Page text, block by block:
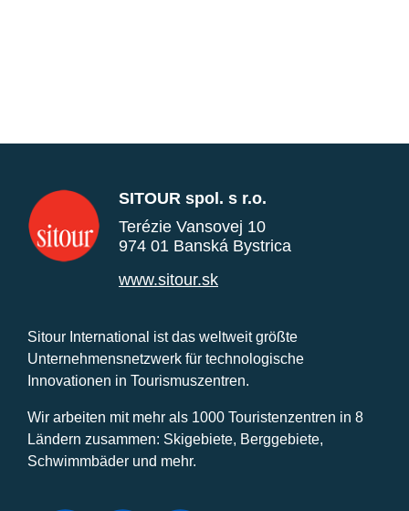
SITOUR spol. s r.o.
Terézie Vansovej 10
974 01 Banská Bystrica
www.sitour.sk
Sitour International ist das weltweit größte
Unternehmensnetzwerk für technologische
Innovationen in Tourismuszentren.
Wir arbeiten mit mehr als 1000 Touristenzentren in 8
Ländern zusammen: Skigebiete, Berggebiete,
Schwimmbäder und mehr.